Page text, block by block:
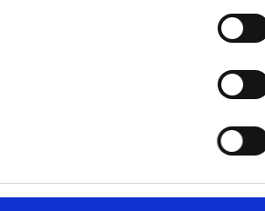
would like to know more how we
data, please visit our